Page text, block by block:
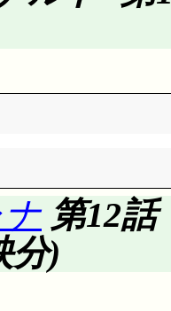
回比:
サブタ
回使う
第12話
分)